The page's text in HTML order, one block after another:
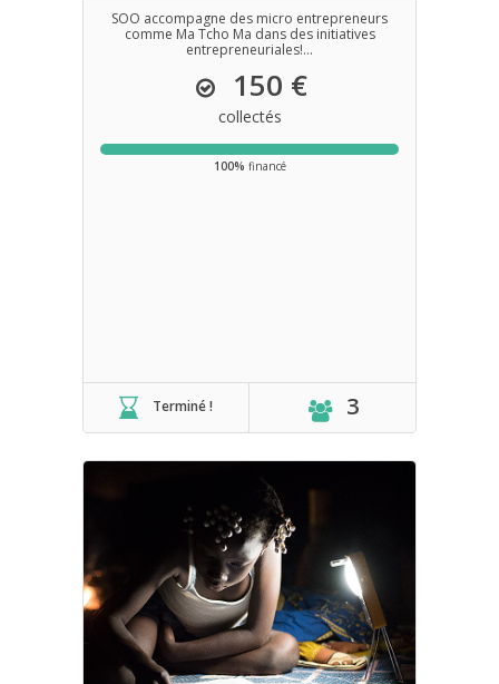
SOO accompagne des micro entrepreneurs
comme Ma Tcho Ma dans des initiatives
entrepreneuriales!...
150 €
collectés
100% financé
Terminé ! 3